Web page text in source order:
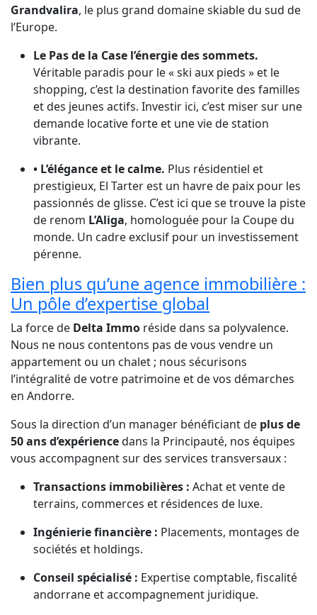
Grandvalira, le plus grand domaine skiable du sud de
l’Europe.
Le Pas de la Case l’énergie des sommets.
Véritable paradis pour le « ski aux pieds » et le
shopping, c’est la destination favorite des familles
et des jeunes actifs. Investir ici, c’est miser sur une
demande locative forte et une vie de station
vibrante.
• L’élégance et le calme. Plus résidentiel et
prestigieux, El Tarter est un havre de paix pour les
passionnés de glisse. C’est ici que se trouve la piste
de renom L’Aliga, homologuée pour la Coupe du
monde. Un cadre exclusif pour un investissement
pérenne.
Bien plus qu’une agence immobilière :
Un pôle d’expertise global
La force de Delta Immo réside dans sa polyvalence.
Nous ne nous contentons pas de vous vendre un
appartement ou un chalet ; nous sécurisons
l’intégralité de votre patrimoine et de vos démarches
en Andorre.
Sous la direction d’un manager bénéficiant de plus de
50 ans d’expériencedans la Principauté, nos équipes
vous accompagnent sur des services transversaux :
Transactions immobilières : Achat et vente de
terrains, commerces et résidences de luxe.
Ingénierie financière : Placements, montages de
sociétés et holdings.
Conseil spécialisé : Expertise comptable, fiscalité
andorrane et accompagnement juridique.